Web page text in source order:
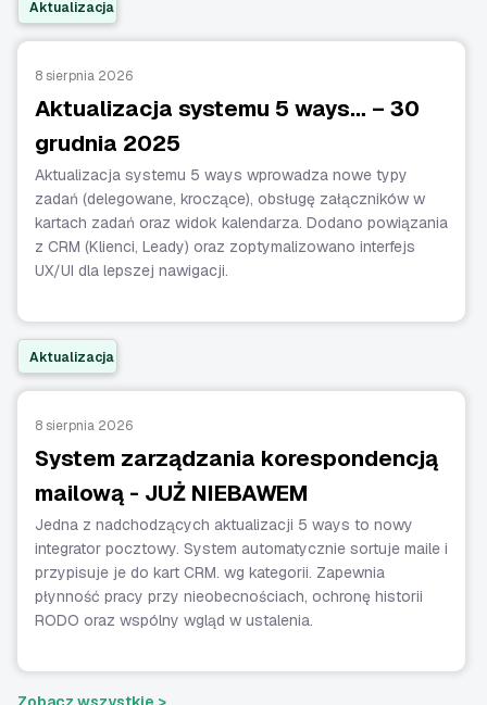
Aktualizacja
8 sierpnia 2026
Aktualizacja systemu 5 ways… – 30
grudnia 2025
Aktualizacja systemu 5 ways wprowadza nowe typy
zadań (delegowane, kroczące), obsługę załączników w
kartach zadań oraz widok kalendarza. Dodano powiązania
z CRM (Klienci, Leady) oraz zoptymalizowano interfejs
UX/UI dla lepszej nawigacji.
Aktualizacja
8 sierpnia 2026
System zarządzania korespondencją
mailową - JUŻ NIEBAWEM
Jedna z nadchodzących aktualizacji 5 ways to nowy
integrator pocztowy. System automatycznie sortuje maile i
przypisuje je do kart CRM. wg kategorii. Zapewnia
płynność pracy przy nieobecnościach, ochronę historii
RODO oraz wspólny wgląd w ustalenia.